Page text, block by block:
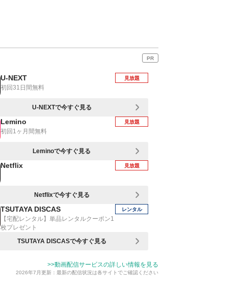
PR
U-NEXT
初回31日間無料
見放題
U-NEXTで今すぐ見る
Lemino
初回1ヶ月間無料
見放題
Leminoで今すぐ見る
Netflix 見放題
Netflixで今すぐ見る
TSUTAYA DISCAS
【宅配レンタル】単品レンタルクーポン1
枚プレゼント
レンタル
TSUTAYA DISCASで今すぐ見る
>>動画配信サービスの詳しい情報を見る
2026年7月更新：最新の配信状況は各サイトでご確認ください